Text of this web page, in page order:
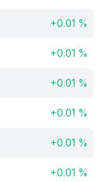
+0.01 %
+0.01 %
+0.01 %
+0.01 %
+0.01 %
+0.01 %